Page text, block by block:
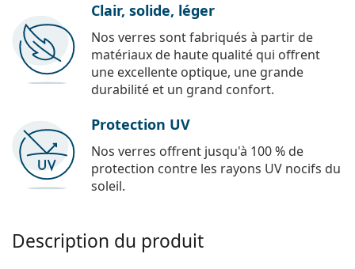
Clair, solide, léger
Nos verres sont fabriqués à partir de
matériaux de haute qualité qui offrent
une excellente optique, une grande
durabilité et un grand confort.
Protection UV
Nos verres offrent jusqu'à 100 % de
protection contre les rayons UV nocifs du
soleil.
Description du produit